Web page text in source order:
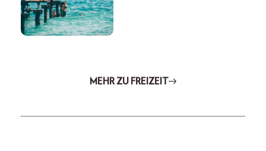
MEHR ZU FREIZEIT